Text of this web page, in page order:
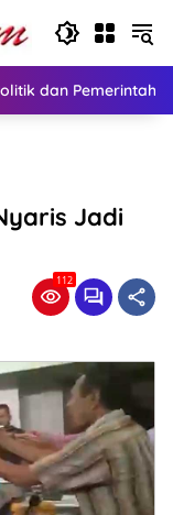
dan
Jadi
112